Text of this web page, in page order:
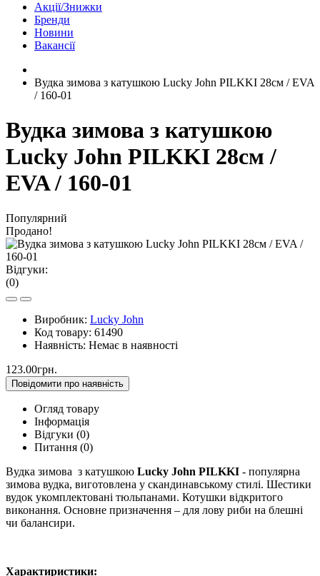
Акції/Знижки
Бренди
Новини
Вакансії
Вудка зимова з катушкою Lucky John PILKKI 28см / EVA
/ 160-01
Вудка зимова з катушкою
Lucky John PILKKI 28см /
EVA / 160-01
Популярний
Продано!
Відгуки:
(0)
Виробник: Lucky John
Код товару: 61490
Наявність: Немає в наявності
123.00грн.
Повідомити про наявність
Огляд товару
Інформація
Відгуки (0)
Питання (0)
Вудка зимова з катушкою Lucky John PILKKI - популярна
зимова вудка, виготовлена у скандинавському стилі. Шестики
вудок укомплектовані тюльпанами. Котушки відкритого
виконання. Основне призначення – для лову риби на блешні
чи балансири.
Характиристики: